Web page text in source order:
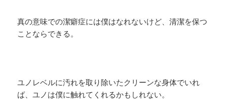
真の意味での潔癖症には僕はなれないけど、清潔を保つ
ことならできる。
ユノレベルに汚れを取り除いたクリーンな身体でいれ
ば、ユノは僕に触れてくれるかもしれない。